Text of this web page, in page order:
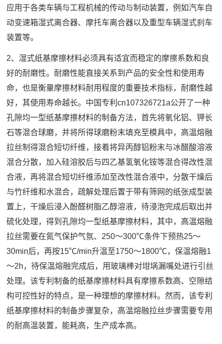
应用于各类车辆与工程机械的传动与制动装置，例如汽车自
动变速箱湿式离合器、摩托车离合器以及重型车辆湿式刹车
装置等。
2、湿式纸基摩擦材料必须具有适宜而稳定的摩擦系数和良
好的耐磨性。耐磨性能直接关系到产品的安全性和使用寿
命，也是衡量摩擦材料耐用程度的重要技术指标，耐磨性越
好，其使用寿命越长。中国专利cn107326721a公开了一种
孔隙均一型纸基摩擦材料的制备方法，首先将氧化铝、钾长
石等混合球磨，并将所得球磨粉末填充至模具中，高温熔融
拉丝制得混合短切纤维，接着将异丙醇铝粉末与冰醋酸溶液
混合分散，加入硅溶胶后与四乙基氢氧化铵等混合得改性混
合液，再将混合短切纤维添加至改性混合液中，分散干燥后
与竹纤维和水混合，疏解处理后置于带有筛网的纸张成型装
置上，干燥后浸入酚醛树脂乙醇溶液，待浸泡完成后取出并
硫化处理，得到孔隙均一型纸基摩擦材料，其中，高温熔融
拉丝需要在氮气保护气氛、250～300℃条件下预热25～
30min后，再按15℃/min升温至1750～1800℃，保温熔融1
～2h，待保温熔融完成后，用玻璃棒对坩埚漏嘴处进行引丝
处理。该专利制备的纸基摩擦材料具有摩擦系数高、空隙结
构可控性好的特点，是一种理想的摩擦材料。然而，该专利
纸基摩擦材料的制备步骤复杂，高温熔融拉丝步骤需要专用
的耐高温装置，能耗高，生产成本高。